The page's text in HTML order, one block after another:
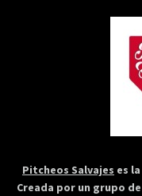
Pitcheos Salvajes es
Creada por un grupo